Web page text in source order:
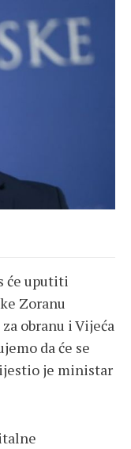
će uputiti
Zoranu
obranu i Vijeća
da će se
je ministar